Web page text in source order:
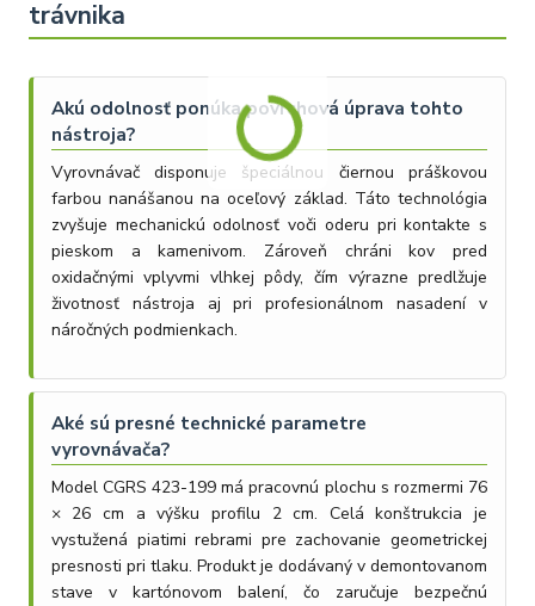
trávnika
Akú odolnosť ponúka povrchová úprava tohto
nástroja?
Vyrovnávač disponuje špeciálnou čiernou práškovou
farbou nanášanou na oceľový základ. Táto technológia
zvyšuje mechanickú odolnosť voči oderu pri kontakte s
pieskom a kamenivom. Zároveň chráni kov pred
oxidačnými vplyvmi vlhkej pôdy, čím výrazne predlžuje
životnosť nástroja aj pri profesionálnom nasadení v
náročných podmienkach.
Aké sú presné technické parametre
vyrovnávača?
Model CGRS 423-199 má pracovnú plochu s rozmermi 76
× 26 cm a výšku profilu 2 cm. Celá konštrukcia je
vystužená piatimi rebrami pre zachovanie geometrickej
presnosti pri tlaku. Produkt je dodávaný v demontovanom
stave v kartónovom balení, čo zaručuje bezpečnú